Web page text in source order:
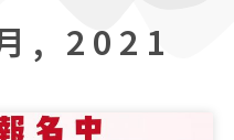
, 2021